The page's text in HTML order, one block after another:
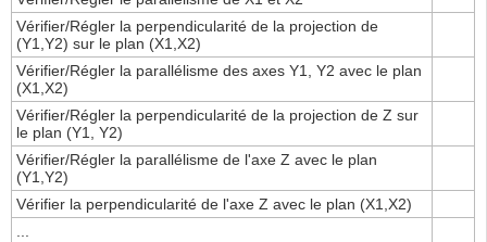
Vérifier/Régler la perpendicularité de la projection de
(Y1,Y2) sur le plan (X1,X2)
Vérifier/Régler la parallélisme des axes Y1, Y2 avec le plan
(X1,X2)
Vérifier/Régler la perpendicularité de la projection de Z sur
le plan (Y1, Y2)
Vérifier/Régler la parallélisme de l'axe Z avec le plan
(Y1,Y2)
Vérifier la perpendicularité de l'axe Z avec le plan (X1,X2)
...